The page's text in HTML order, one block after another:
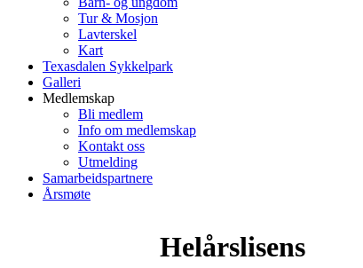
Tur & Mosjon
Lavterskel
Kart
Texasdalen Sykkelpark
Galleri
Medlemskap
Bli medlem
Info om medlemskap
Kontakt oss
Utmelding
Samarbeidspartnere
Årsmøte
Helårslisens